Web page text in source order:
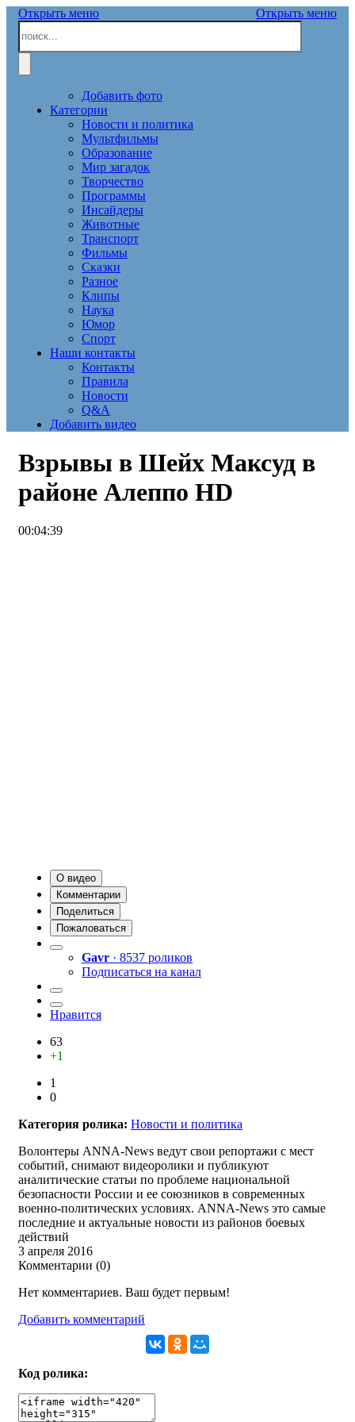
Открыть меню Открыть меню
Добавить фото
Категории
Новости и политика
Мультфильмы
Образование
Мир загадок
Творчество
Программы
Инсайдеры
Животные
Транспорт
Фильмы
Сказки
Разное
Клипы
Наука
Юмор
Спорт
Наши контакты
Контакты
Правила
Новости
Q&A
Добавить видео
Взрывы в Шейх Максуд в
районе Алеппо HD
00:04:39
О видео
Комментарии
Поделиться
Пожаловаться
Gavr · 8537 роликов
Подписаться на канал
Нравится
63
+1
1
0
Категория ролика: Новости и политика
Волонтеры ANNA-News ведут свои репортажи с мест
событий, снимают видеоролики и публикуют
аналитические статьи по проблеме национальной
безопасности России и ее союзников в современных
военно-политических условиях. ANNA-News это самые
последние и актуальные новости из районов боевых
действий
3 апреля 2016
Комментарии (0)
Нет комментариев. Ваш будет первым!
Добавить комментарий
Код ролика: